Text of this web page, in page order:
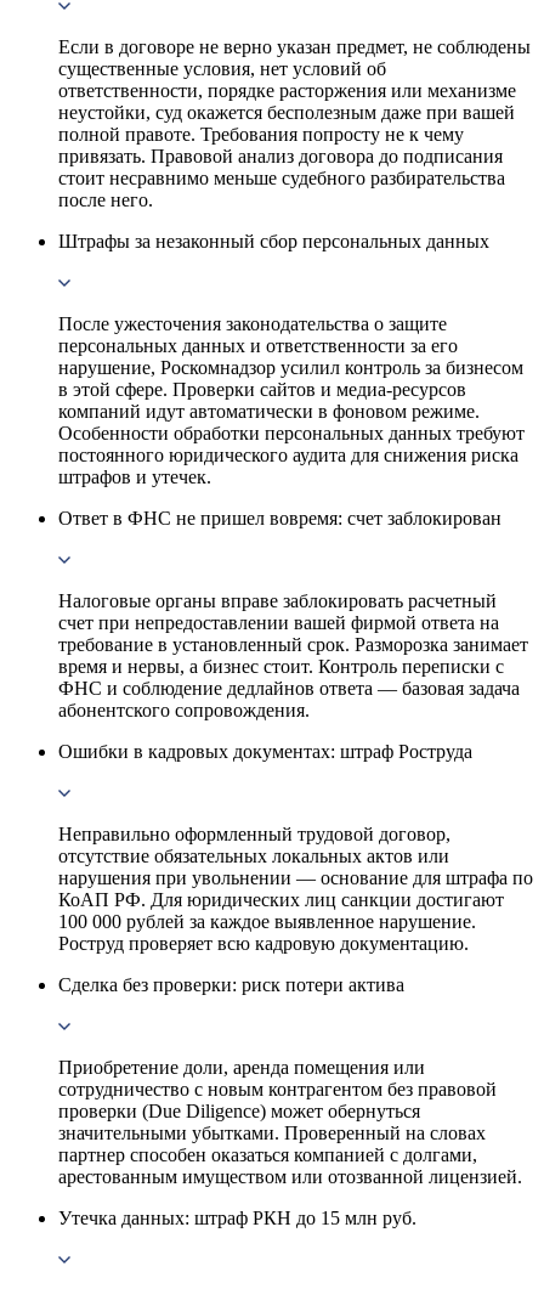
Если в договоре не верно указан предмет, не соблюдены
существенные условия, нет условий об
ответственности, порядке расторжения или механизме
неустойки, суд окажется бесполезным даже при вашей
полной правоте. Требования попросту не к чему
привязать. Правовой анализ договора до подписания
стоит несравнимо меньше судебного разбирательства
после него.
Штрафы за незаконный сбор персональных данных
После ужесточения законодательства о защите
персональных данных и ответственности за его
нарушение, Роскомнадзор усилил контроль за бизнесом
в этой сфере. Проверки сайтов и медиа-ресурсов
компаний идут автоматически в фоновом режиме.
Особенности обработки персональных данных требуют
постоянного юридического аудита для снижения риска
штрафов и утечек.
Ответ в ФНС не пришел вовремя: счет заблокирован
Налоговые органы вправе заблокировать расчетный
счет при непредоставлении вашей фирмой ответа на
требование в установленный срок. Разморозка занимает
время и нервы, а бизнес стоит. Контроль переписки с
ФНС и соблюдение дедлайнов ответа — базовая задача
абонентского сопровождения.
Ошибки в кадровых документах: штраф Роструда
Неправильно оформленный трудовой договор,
отсутствие обязательных локальных актов или
нарушения при увольнении — основание для штрафа по
КоАП РФ. Для юридических лиц санкции достигают
100 000 рублей за каждое выявленное нарушение.
Роструд проверяет всю кадровую документацию.
Сделка без проверки: риск потери актива
Приобретение доли, аренда помещения или
сотрудничество с новым контрагентом без правовой
проверки (Due Diligence) может обернуться
значительными убытками. Проверенный на словах
партнер способен оказаться компанией с долгами,
арестованным имуществом или отозванной лицензией.
Утечка данных: штраф РКН до 15 млн руб.